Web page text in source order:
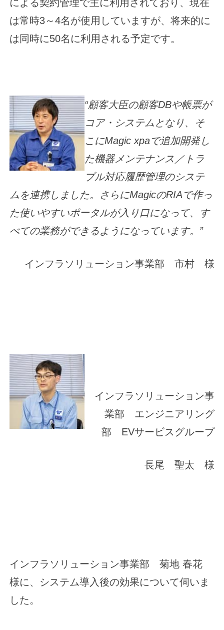
による契約管理で主に利用されており、現在
は常時3～4名が使用していますが、将来的に
は同時に50名に利用される予定です。
“顧客大臣の顧客DBや帳票が
コア・システムとなり、そ
こにMagic xpaで追加開発し
た機器メンテナンス／トラ
ブル対応履歴管理のシステ
ムを連携しました。さらにMagicのRIAで作っ
た使いやすいポータルが入り口になって、す
べての業務ができるようになっています。”
インフラソリューション事業部 市村 様
インフラソリューション事
業部 エンジニアリング
部 EVサービスグループ
長尾 聖太 様
インフラソリューション事業部 菊地 春花
様に、システム導入後の効果について伺いま
した。